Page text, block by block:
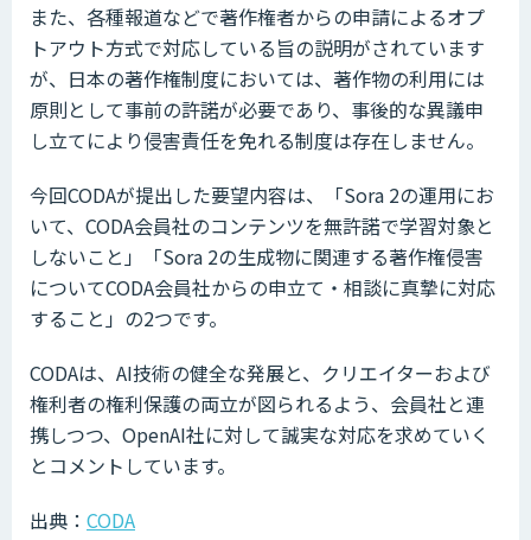
また、各種報道などで著作権者からの申請によるオプ
トアウト方式で対応している旨の説明がされています
が、日本の著作権制度においては、著作物の利用には
原則として事前の許諾が必要であり、事後的な異議申
し立てにより侵害責任を免れる制度は存在しません。
今回CODAが提出した要望内容は、「Sora 2の運用にお
いて、CODA会員社のコンテンツを無許諾で学習対象と
しないこと」「Sora 2の生成物に関連する著作権侵害
についてCODA会員社からの申立て・相談に真摯に対応
すること」の2つです。
CODAは、AI技術の健全な発展と、クリエイターおよび
権利者の権利保護の両立が図られるよう、会員社と連
携しつつ、OpenAI社に対して誠実な対応を求めていく
とコメントしています。
出典： CODA